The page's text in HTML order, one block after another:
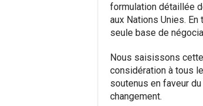
formulation détaillée
aux Nations Unies.
seule base de
Nous saisissons
considération à tous
soutenus en faveur
changement.